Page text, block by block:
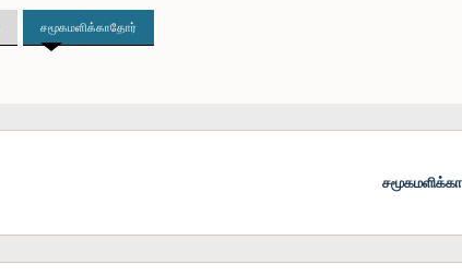
சமூகமளிக்காதோர்